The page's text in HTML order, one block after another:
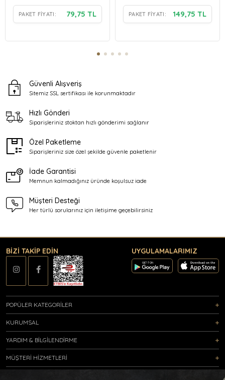
PAKET FIYATI: 79,75 TL PAKET FIYATI: 149,75 TL
Güvenli Alışveriş
Sitemiz SSL sertifikası ile korunmaktadır
Hızlı Gönderi
Siparişleriniz stoktan hızlı gönderimi sağlanır
Özel Paketleme
Siparişleriniz size özel şekilde güvenle paketlenir
İade Garantisi
Memnun kalmadığınız üründe koşulsuz iade
Müşteri Desteği
Her türlü sorularınız için iletişime geçebilirsiniz
BİZİ TAKİP EDİN UYGULAMALARIMIZ
POPÜLER KATEGORİLER
KURUMSAL
YARDIM & BİLGİLENDİRME
MÜŞTERİ HİZMETLERİ